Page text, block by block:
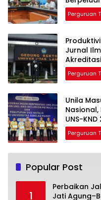
Perguruan
Jurnal
Perguruan
Unila
Nasional,
UNS-KND
Perguruan
Popular Post
1
Perbaikan
Jati